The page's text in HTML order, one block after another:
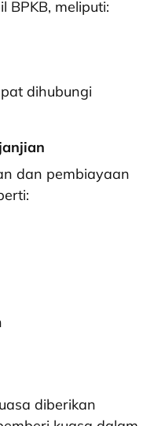
BPKB, meliputi:
dihubungi
dan pembiayaan
diberikan